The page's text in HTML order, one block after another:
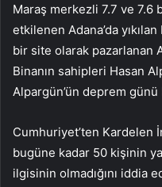
Maraş merkezli 7.7 ve
etkilenen Adana’da
bir site olarak pazarlanan
Binanın sahipleri Hasan
Alpargün’ün deprem günü
Cumhuriyet’ten Kardelen
bugüne kadar 50 kişinin
ilgisinin olmadığını iddia